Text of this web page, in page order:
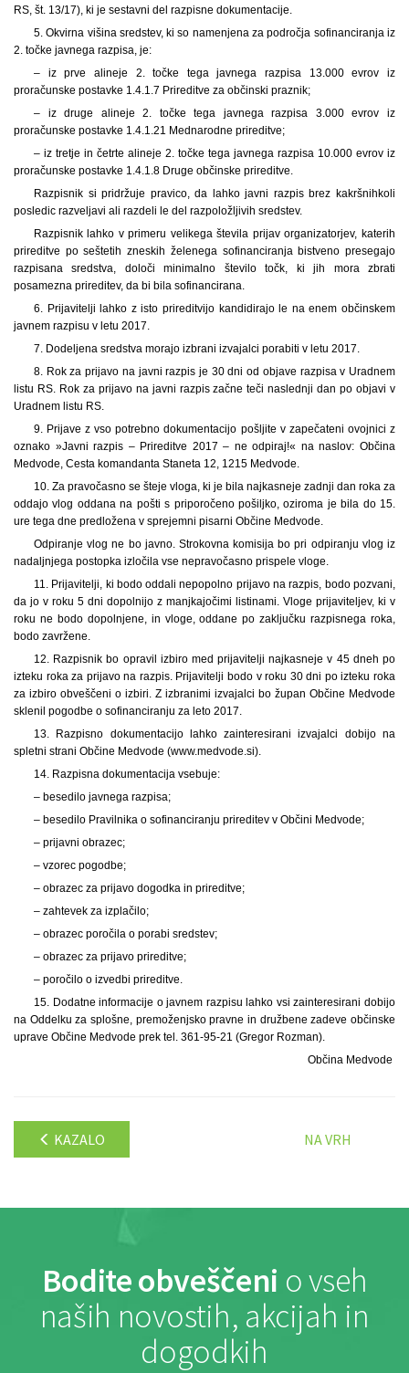
RS, št. 13/17), ki je sestavni del razpisne dokumentacije.
5. Okvirna višina sredstev, ki so namenjena za področja sofinanciranja iz
2. točke javnega razpisa, je:
– iz prve alineje 2. točke tega javnega razpisa 13.000 evrov iz
proračunske postavke 1.4.1.7 Prireditve za občinski praznik;
– iz druge alineje 2. točke tega javnega razpisa 3.000 evrov iz
proračunske postavke 1.4.1.21 Mednarodne prireditve;
– iz tretje in četrte alineje 2. točke tega javnega razpisa 10.000 evrov iz
proračunske postavke 1.4.1.8 Druge občinske prireditve.
Razpisnik si pridržuje pravico, da lahko javni razpis brez kakršnihkoli
posledic razveljavi ali razdeli le del razpoložljivih sredstev.
Razpisnik lahko v primeru velikega števila prijav organizatorjev, katerih
prireditve po seštetih zneskih želenega sofinanciranja bistveno presegajo
razpisana sredstva, določi minimalno število točk, ki jih mora zbrati
posamezna prireditev, da bi bila sofinancirana.
6. Prijavitelji lahko z isto prireditvijo kandidirajo le na enem občinskem
javnem razpisu v letu 2017.
7. Dodeljena sredstva morajo izbrani izvajalci porabiti v letu 2017.
8. Rok za prijavo na javni razpis je 30 dni od objave razpisa v Uradnem
listu RS. Rok za prijavo na javni razpis začne teči naslednji dan po objavi v
Uradnem listu RS.
9. Prijave z vso potrebno dokumentacijo pošljite v zapečateni ovojnici z
oznako »Javni razpis – Prireditve 2017 – ne odpiraj!« na naslov: Občina
Medvode, Cesta komandanta Staneta 12, 1215 Medvode.
10. Za pravočasno se šteje vloga, ki je bila najkasneje zadnji dan roka za
oddajo vlog oddana na pošti s priporočeno pošiljko, oziroma je bila do 15.
ure tega dne predložena v sprejemni pisarni Občine Medvode.
Odpiranje vlog ne bo javno. Strokovna komisija bo pri odpiranju vlog iz
nadaljnjega postopka izločila vse nepravočasno prispele vloge.
11. Prijavitelji, ki bodo oddali nepopolno prijavo na razpis, bodo pozvani,
da jo v roku 5 dni dopolnijo z manjkajočimi listinami. Vloge prijaviteljev, ki v
roku ne bodo dopolnjene, in vloge, oddane po zaključku razpisnega roka,
bodo zavržene.
12. Razpisnik bo opravil izbiro med prijavitelji najkasneje v 45 dneh po
izteku roka za prijavo na razpis. Prijavitelji bodo v roku 30 dni po izteku roka
za izbiro obveščeni o izbiri. Z izbranimi izvajalci bo župan Občine Medvode
sklenil pogodbe o sofinanciranju za leto 2017.
13. Razpisno dokumentacijo lahko zainteresirani izvajalci dobijo na
spletni strani Občine Medvode (www.medvode.si).
14. Razpisna dokumentacija vsebuje:
– besedilo javnega razpisa;
– besedilo Pravilnika o sofinanciranju prireditev v Občini Medvode;
– prijavni obrazec;
– vzorec pogodbe;
– obrazec za prijavo dogodka in prireditve;
– zahtevek za izplačilo;
– obrazec poročila o porabi sredstev;
– obrazec za prijavo prireditve;
– poročilo o izvedbi prireditve.
15. Dodatne informacije o javnem razpisu lahko vsi zainteresirani dobijo
na Oddelku za splošne, premoženjsko pravne in družbene zadeve občinske
uprave Občine Medvode prek tel. 361-95-21 (Gregor Rozman).
Občina Medvode
KAZALO NA VRH
Bodite obveščeni o vseh
naših novostih, akcijah in
dogodkih